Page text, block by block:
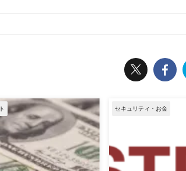
セキュリティ・お金